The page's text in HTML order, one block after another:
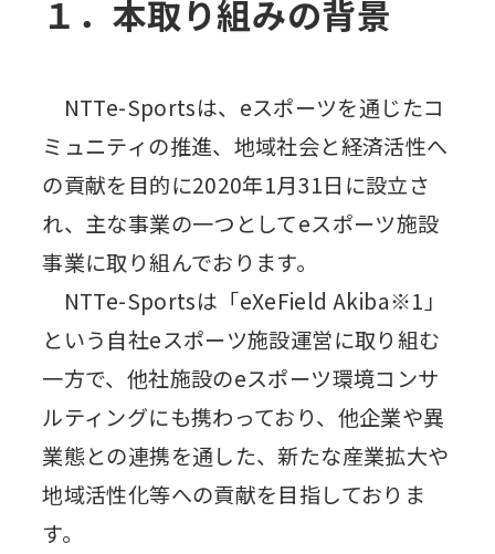
１．本取り組みの背景
NTTe-Sportsは、eスポーツを通じたコ
ミュニティの推進、地域社会と経済活性へ
の貢献を目的に2020年1月31日に設立さ
れ、主な事業の一つとしてeスポーツ施設
事業に取り組んでおります。
NTTe-Sportsは「eXeField Akiba※1」
という自社eスポーツ施設運営に取り組む
一方で、他社施設のeスポーツ環境コンサ
ルティングにも携わっており、他企業や異
業態との連携を通した、新たな産業拡大や
地域活性化等への貢献を目指しておりま
す。